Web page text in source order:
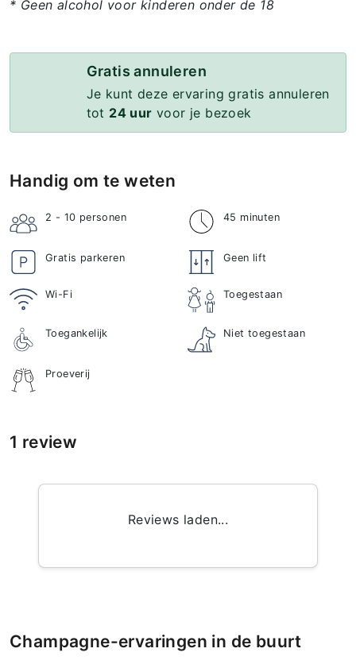
* Geen alcohol voor kinderen onder de 18
Gratis annuleren
Je kunt deze ervaring gratis annuleren
tot 24 uur voor je bezoek
Handig om te weten
2 - 10 personen 45 minuten
Gratis parkeren Geen lift
Wi-Fi Toegestaan
Toegankelijk Niet toegestaan
Proeverij
1 review
Reviews laden...
Champagne-ervaringen in de buurt